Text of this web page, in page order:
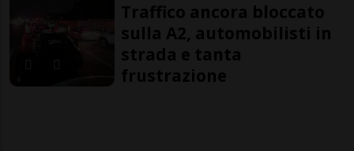
Traffico ancora bloccato
sulla A2, automobilisti in
strada e tanta
frustrazione